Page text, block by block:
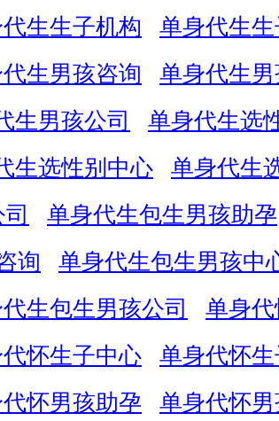
生生子机构
单身代生生
生男孩咨询
单身代生
生男孩公司
单身代生选
生选性别中心
单身代生
单身代生包生男孩助孕
询
单身代生包生男孩中
生包生男孩公司
单身
怀生子中心
单身代怀
怀男孩助孕 单身代怀